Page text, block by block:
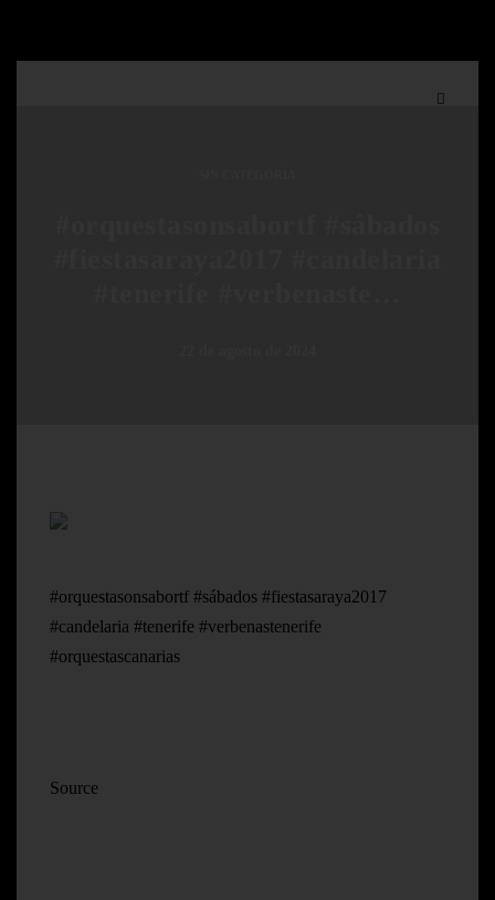
#orquestasonsabortf #sábados #fiestasaraya2017
#candelaria #tenerife #verbenastenerife
#orquestascanarias
Source